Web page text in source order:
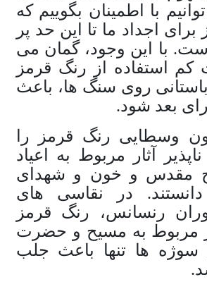
با اطمینان بگوییم که
اجداد ما تا این حد پر
با این وجود، گمان می
استفاده از رنگ قرمز
روی سنگ ها، باعث
بعد شود.
وسطایی رنگ قرمز را
آثار مربوط به اعیاد
مقدس و خون و شهدای
در نقاسی های
رنسانس، رنگ قرمز
مربوط به مسیح و حضرت
سوژه ها تنها باعث جلب